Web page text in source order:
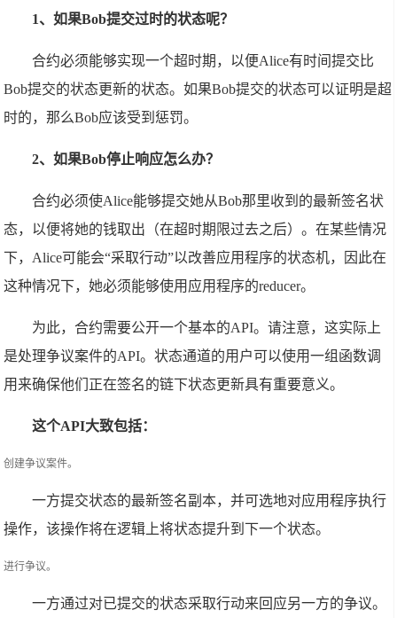
1、如果Bob提交过时的状态呢？
合约必须能够实现一个超时期，以便Alice有时间提交比
Bob提交的状态更新的状态。如果Bob提交的状态可以证明是超
时的，那么Bob应该受到惩罚。
2、如果Bob停止响应怎么办？
合约必须使Alice能够提交她从Bob那里收到的最新签名状
态，以便将她的钱取出（在超时期限过去之后）。在某些情况
下，Alice可能会“采取行动”以改善应用程序的状态机，因此在
这种情况下，她必须能够使用应用程序的reducer。
为此，合约需要公开一个基本的API。请注意，这实际上
是处理争议案件的API。状态通道的用户可以使用一组函数调
用来确保他们正在签名的链下状态更新具有重要意义。
这个API大致包括：
创建争议案件。
一方提交状态的最新签名副本，并可选地对应用程序执行
操作，该操作将在逻辑上将状态提升到下一个状态。
进行争议。
一方通过对已提交的状态采取行动来回应另一方的争议。